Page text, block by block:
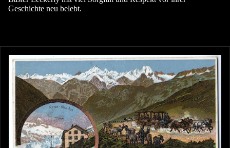
Geschichte neu belebt.